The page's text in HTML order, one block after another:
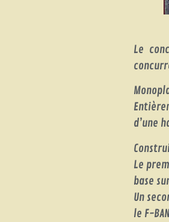
Le
d’une
Le
base
Un
le F-